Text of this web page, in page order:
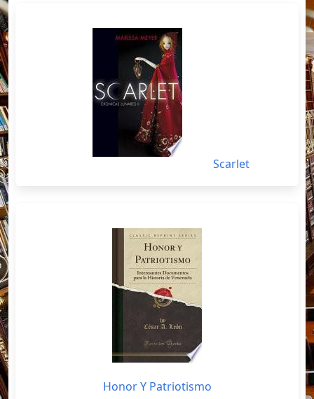
Scarlet
Honor Y Patriotismo